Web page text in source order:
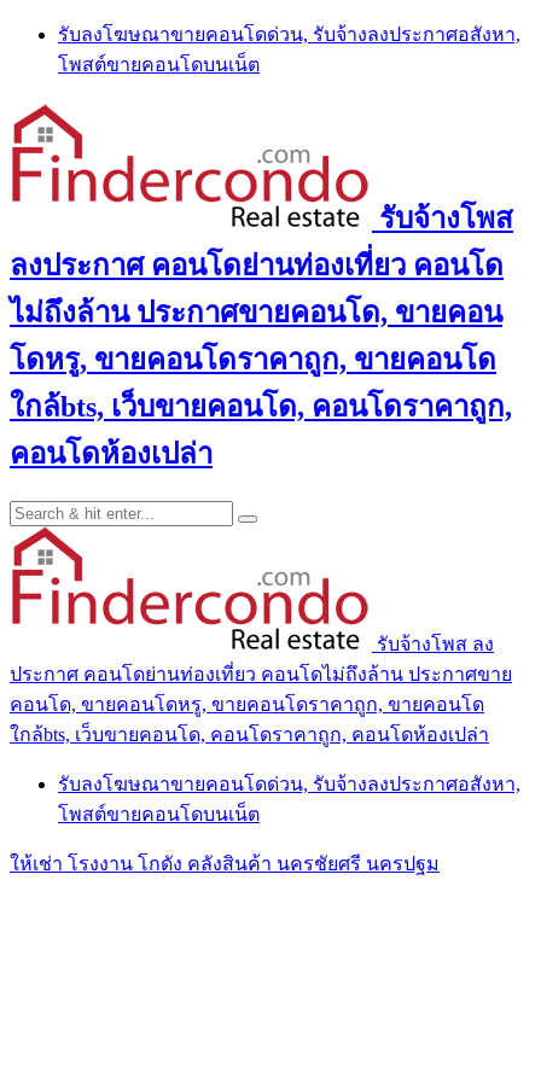
Skip
content
รับลงโฆษณาขายคอนโดด่วน, รับจ้างลงประกาศอสังหา,
โพสต์ขายคอนโดบนเน็ต
รับจ้างโพส
ลงประกาศ คอนโดย่านท่องเที่ยว คอนโด
ไม่ถึงล้าน ประกาศขายคอนโด, ขายคอน
โดหรู, ขายคอนโดราคาถูก, ขายคอนโด
ใกล้bts, เว็บขายคอนโด, คอนโดราคาถูก,
คอนโดห้องเปล่า
รับจ้างโพส ลง
ประกาศ คอนโดย่านท่องเที่ยว คอนโดไม่ถึงล้าน ประกาศขาย
คอนโด, ขายคอนโดหรู, ขายคอนโดราคาถูก, ขายคอนโด
ใกล้bts, เว็บขายคอนโด, คอนโดราคาถูก, คอนโดห้องเปล่า
รับลงโฆษณาขายคอนโดด่วน, รับจ้างลงประกาศอสังหา,
โพสต์ขายคอนโดบนเน็ต
ให้เช่า โรงงาน โกดัง คลังสินค้า นครชัยศรี นครปฐม